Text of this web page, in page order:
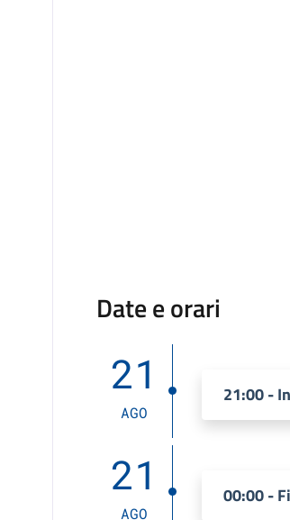
Date e orari
21
AGO
21:00 -
21
AGO
00:00 -